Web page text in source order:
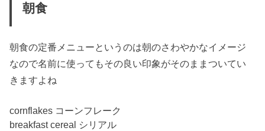
朝食
朝食の定番メニューというのは朝のさわやかなイメージ
なので名前に使ってもその良い印象がそのままついてい
きますよね
cornflakes コーンフレーク
breakfast cereal シリアル